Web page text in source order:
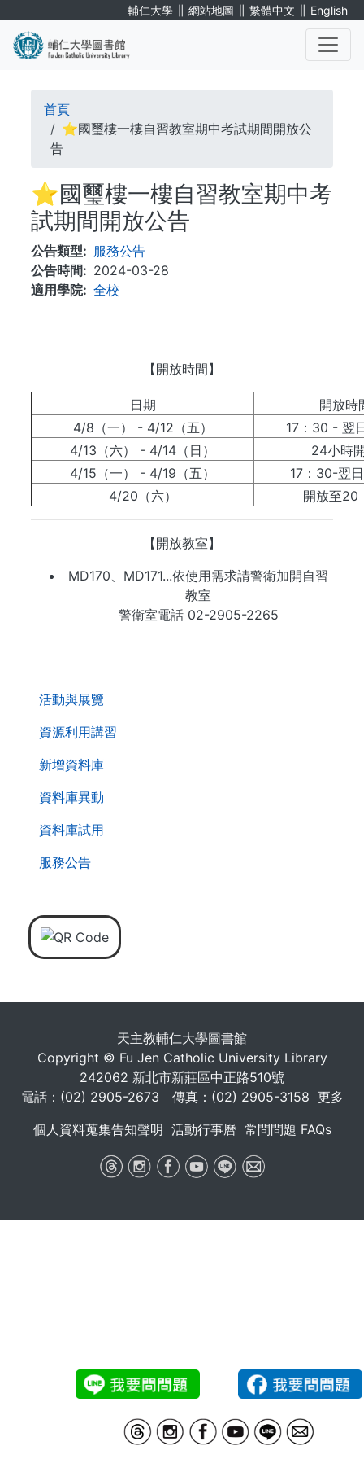
輔仁大學 ∥ 網站地圖 ∥ 繁體中文 ∥ English
活動與展覽
資源利用講習
新增資料庫
資料庫異動
資料庫試用
服務公告
導
航
連
結
首頁
⭐國璽樓一樓自習教室期中考試期間開放公
告
⭐國璽樓一樓自習教室期中考
試期間開放公告
公告類型
服務公告
公告時間
2024-03-28
適用學院
全校
【開放時間】
日期
開放時
4/8（一） - 4/12（五）
17：30 - 翌
4/13（六） - 4/14（日）
24小時
4/15（一） - 4/19（五）
17：30-翌
4/20（六）
開放至20
【開放教室】
MD170、MD171...依使用需求請警衛加開自習
教室
警衛室電話 02-2905-2265
天主教輔仁大學圖書館
Copyright © Fu Jen Catholic University Library
242062 新北市新莊區中正路510號
電話：(02) 2905-2673 傳真：(02) 2905-3158 更多
個人資料蒐集告知聲明 活動行事曆 常問問題 FAQs